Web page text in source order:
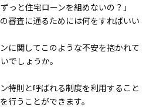
っと住宅ローンを組めないの？」
審査に通るためには何をすればいい
に関してこのような不安を抱かれて
でしょうか。
特則と呼ばれる制度を利用すること
行うことができます。